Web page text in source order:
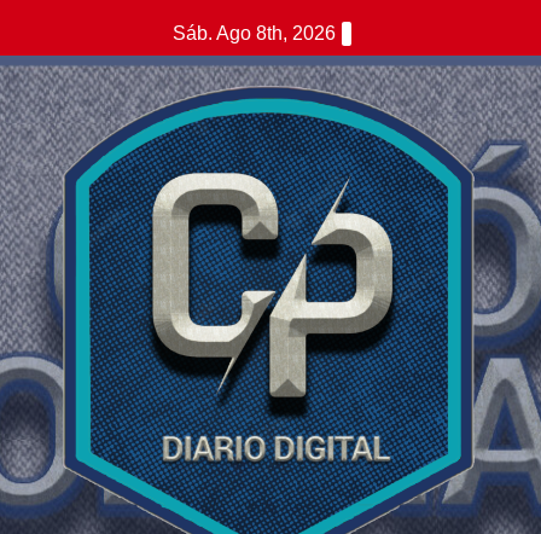
al
contenido
Sáb. Ago 8th, 2026